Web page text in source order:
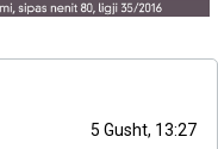
5 Gusht, 13:27